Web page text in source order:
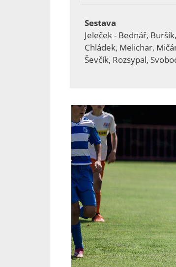
Sestava
Jeleček - Bednář,
Chládek, Melichar,
Ševčík, Rozsypal,